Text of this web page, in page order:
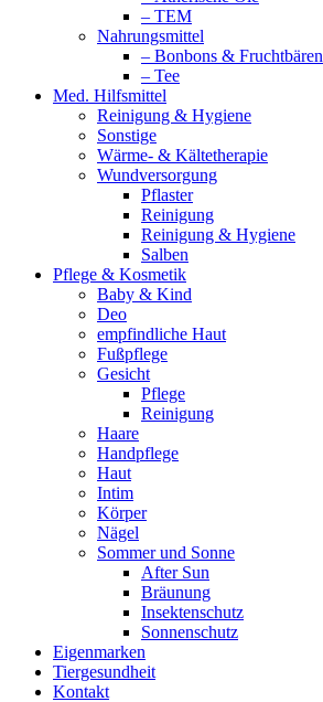
– TEM
Nahrungsmittel
– Bonbons & Fruchtbären
– Tee
Med. Hilfsmittel
Reinigung & Hygiene
Sonstige
Wärme- & Kältetherapie
Wundversorgung
Pflaster
Reinigung
Reinigung & Hygiene
Salben
Pflege & Kosmetik
Baby & Kind
Deo
empfindliche Haut
Fußpflege
Gesicht
Pflege
Reinigung
Haare
Handpflege
Haut
Intim
Körper
Nägel
Sommer und Sonne
After Sun
Bräunung
Insektenschutz
Sonnenschutz
Eigenmarken
Tiergesundheit
Kontakt